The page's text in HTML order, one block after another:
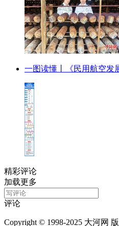
一图读懂丨《民用航空发
精彩评论
加载更多
评论
Copyright © 1998-2025 大河网